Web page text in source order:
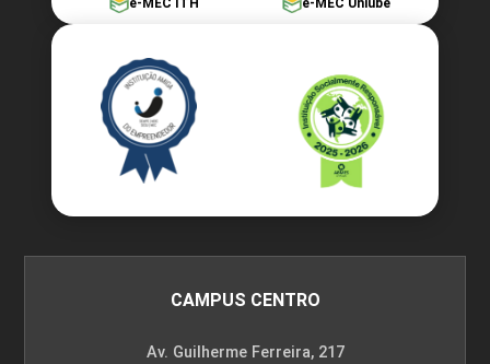
Procedimentos Avançados em Estética
Procedimentos Estéticos em
e-MEC ITH e-MEC Uniube
CAMPUS CENTRO
Av. Guilherme Ferreira, 217